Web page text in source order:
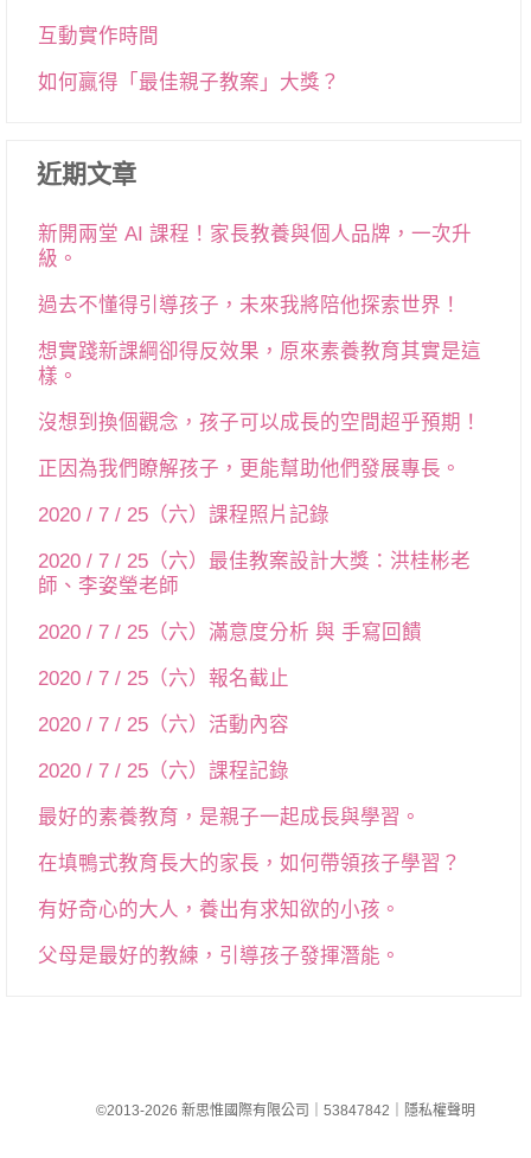
互動實作時間
如何贏得「最佳親子教案」大獎？
近期文章
新開兩堂 AI 課程！家長教養與個人品牌，一次升
級。
過去不懂得引導孩子，未來我將陪他探索世界！
想實踐新課綱卻得反效果，原來素養教育其實是這
樣。
沒想到換個觀念，孩子可以成長的空間超乎預期！
正因為我們瞭解孩子，更能幫助他們發展專長。
2020 / 7 / 25（六）課程照片記錄
2020 / 7 / 25（六）最佳教案設計大獎：洪桂彬老
師、李姿瑩老師
2020 / 7 / 25（六）滿意度分析 與 手寫回饋
2020 / 7 / 25（六）報名截止
2020 / 7 / 25（六）活動內容
2020 / 7 / 25（六）課程記錄
最好的素養教育，是親子一起成長與學習。
在填鴨式教育長大的家長，如何帶領孩子學習？
有好奇心的大人，養出有求知欲的小孩。
父母是最好的教練，引導孩子發揮潛能。
©2013-2026 新思惟國際有限公司 53847842 隱私權聲明